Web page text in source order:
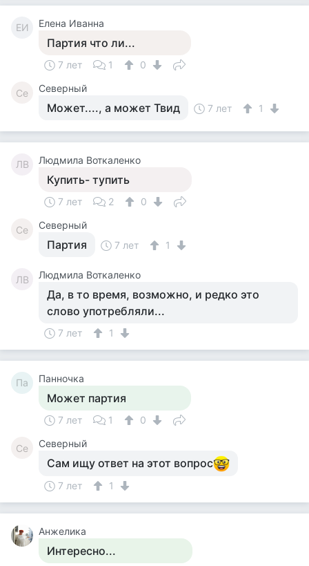
ЕИ Елена Иванна
Партия что ли...
7 лет 1 0
Се Северный
Может...., а может Твид 7 лет 1
ЛВ Людмила Воткаленко
Купить- тупить
7 лет 2 0
Се Северный
Партия 7 лет 1
ЛВ Людмила Воткаленко
Да, в то время, возможно, и редко это
слово употребляли...
7 лет 1
Па Панночка
Может партия
7 лет 1 0
Се Северный
Сам ищу ответ на этот вопрос
7 лет 1
Анжелика
Интересно...